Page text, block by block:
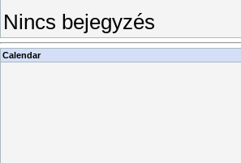
Nincs bejegyzés
Calendar